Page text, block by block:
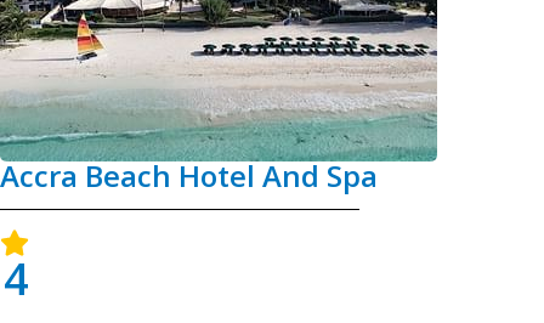
Accra Beach Hotel And Spa
4